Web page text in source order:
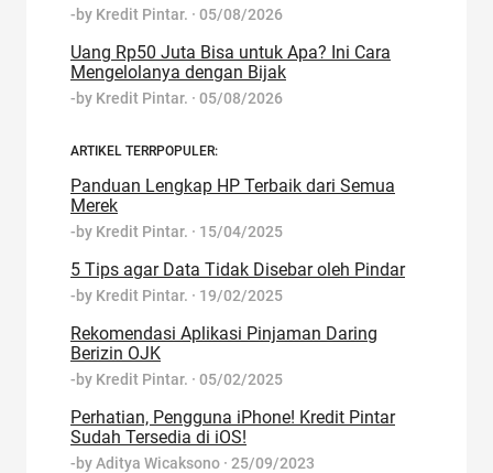
-by Kredit Pintar. · 05/08/2026
Uang Rp50 Juta Bisa untuk Apa? Ini Cara
Mengelolanya dengan Bijak
-by Kredit Pintar. · 05/08/2026
ARTIKEL TERRPOPULER:
Panduan Lengkap HP Terbaik dari Semua
Merek
-by Kredit Pintar. · 15/04/2025
5 Tips agar Data Tidak Disebar oleh Pindar
-by Kredit Pintar. · 19/02/2025
Rekomendasi Aplikasi Pinjaman Daring
Berizin OJK
-by Kredit Pintar. · 05/02/2025
Perhatian, Pengguna iPhone! Kredit Pintar
Sudah Tersedia di iOS!
-byAditya Wicaksono · 25/09/2023